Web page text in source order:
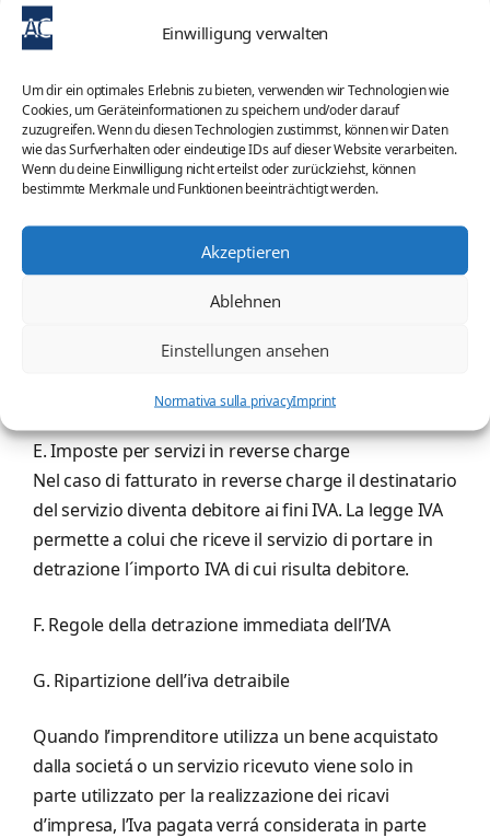
Einwilligung verwalten
Um dir ein optimales Erlebnis zu bieten, verwenden wir Technologien wie
Cookies, um Geräteinformationen zu speichern und/oder darauf
zuzugreifen. Wenn du diesen Technologien zustimmst, können wir Daten
wie das Surfverhalten oder eindeutige IDs auf dieser Website verarbeiten.
Wenn du deine Einwilligung nicht erteilst oder zurückziehst, können
bestimmte Merkmale und Funktionen beeinträchtigt werden.
Akzeptieren
Ablehnen
Einstellungen ansehen
Normativa sulla privacyImprint
ripartizione in baso all´utilizzo, per esempio nel caso
di autoveicoli utilizzati solo in parte per l’attivitá.
C. Imposte pagata per le importazioni
L´iva derivante dalle importazioni puó essere
considerata come IVA detraibile quando i beni
vengono importati dall´impresa nel territorio
nazionale. L´esistenza dell´iva per importazioni viene
certificata dall’ufficio doganale.
D. Imposte per acquisti intracomunitarie
L´imprenditore puó portare in detrazione l´iva
derivante da acquisti intracomunitari.
E. Imposte per servizi in reverse charge
Nel caso di fatturato in reverse charge il destinatario
del servizio diventa debitore ai fini IVA. La legge IVA
permette a colui che riceve il servizio di portare in
detrazione l´importo IVA di cui risulta debitore.
F. Regole della detrazione immediata dell’IVA
G. Ripartizione dell’iva detraibile
Quando l’imprenditore utilizza un bene acquistato
dalla societá o un servizio ricevuto viene solo in
parte utilizzato per la realizzazione dei ricavi
d’impresa, l’Iva pagata verrá considerata in parte